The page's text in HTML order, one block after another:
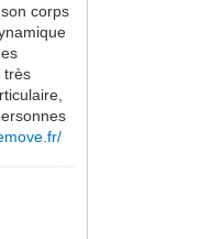
corps
très